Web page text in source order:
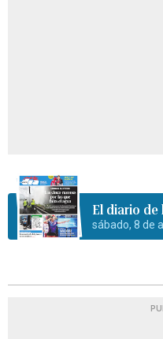
El diario de
sábado, 8 de